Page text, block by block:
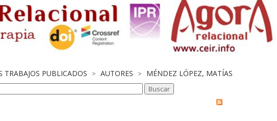
TRABAJOS PUBLICADOS > AUTORES > MÉNDEZ LÓPEZ, MATÍAS